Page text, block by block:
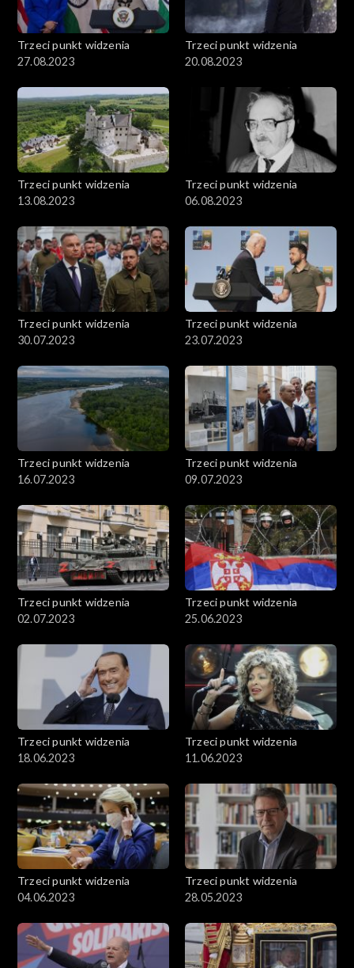
Trzeci punkt widzenia
27.08.2023
Trzeci punkt widzenia
20.08.2023
Trzeci punkt widzenia
13.08.2023
Trzeci punkt widzenia
06.08.2023
Trzeci punkt widzenia
30.07.2023
Trzeci punkt widzenia
23.07.2023
Trzeci punkt widzenia
16.07.2023
Trzeci punkt widzenia
09.07.2023
Trzeci punkt widzenia
02.07.2023
Trzeci punkt widzenia
25.06.2023
Trzeci punkt widzenia
18.06.2023
Trzeci punkt widzenia
11.06.2023
Trzeci punkt widzenia
04.06.2023
Trzeci punkt widzenia
28.05.2023